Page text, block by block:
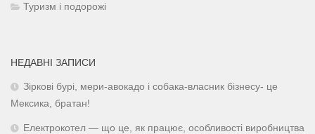
Туризм і подорожі
НЕДАВНІ ЗАПИСИ
Зіркові бурі, мери-авокадо і собака-власник бізнесу- це
Мексика, братан!
Електрокотел — що це, як працює, особливості виробництва